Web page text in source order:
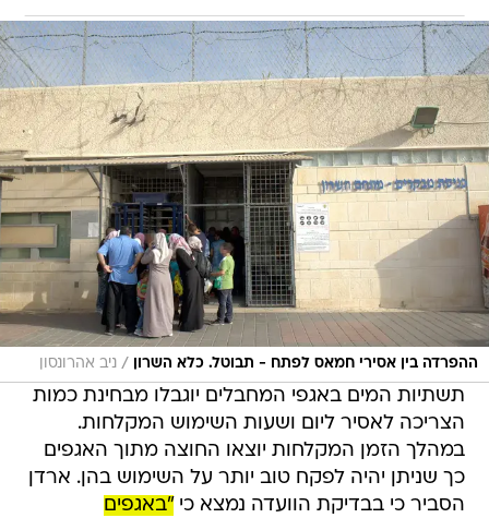
ההפרדה בין אסירי חמאס לפתח - תבוטל. כלא השרון / ניב אהרונסון
תשתיות המים באגפי המחבלים יוגבלו מבחינת כמות
הצריכה לאסיר ליום ושעות השימוש המקלחות.
במהלך הזמן המקלחות יוצאו החוצה מתוך האגפים
כך שניתן יהיה לפקח טוב יותר על השימוש בהן. ארדן
הסביר כי בבדיקת הוועדה נמצא כי"באגפים